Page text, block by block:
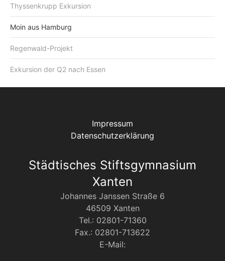
Thyssenkrupp Exkursion
Moin aus Hamburg
Regenwald-Projekt
Exkursion der Q2 nach Essen
Impressum
Datenschutzerklärung
Städtisches Stiftsgymnasium
Xanten
Johannes Janssen Straße 6
46509 Xanten
Tel.: 02801-71360
Fax.: 02801-713622
E-Mail: